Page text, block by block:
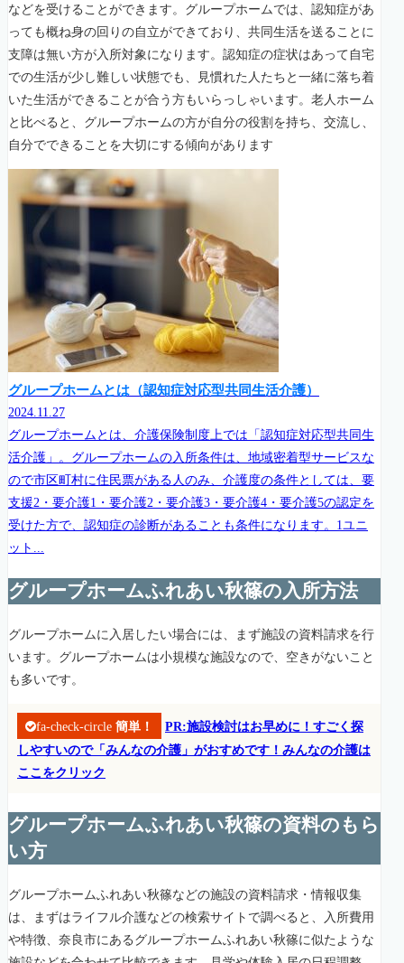
などを受けることができます。グループホームでは、認知症があ
っても概ね身の回りの自立ができており、共同生活を送ることに
支障は無い方が入所対象になります。認知症の症状はあって自宅
での生活が少し難しい状態でも、見慣れた人たちと一緒に落ち着
いた生活ができることが合う方もいらっしゃいます。老人ホーム
と比べると、グループホームの方が自分の役割を持ち、交流し、
自分でできることを大切にする傾向があります
グループホームとは（認知症対応型共同生活介護）
2024.11.27
グループホームとは、介護保険制度上では「認知症対応型共同生
活介護」。グループホームの入所条件は、地域密着型サービスな
ので市区町村に住民票がある人のみ、介護度の条件としては、要
支援2・要介護1・要介護2・要介護3・要介護4・要介護5の認定を
受けた方で、認知症の診断があることも条件になります。1ユニ
ット...
グループホームふれあい秋篠の入所方法
グループホームに入居したい場合には、まず施設の資料請求を行
います。グループホームは小規模な施設なので、空きがないこと
も多いです。
fa-check-circle 簡単！
PR:施設検討はお早めに！すごく探
しやすいので「みんなの介護」がおすめです！みんなの介護は
ここをクリック
グループホームふれあい秋篠の資料のもら
い方
グループホームふれあい秋篠などの施設の資料請求・情報収集
は、まずはライフル介護などの検索サイトで調べると、入所費用
や特徴、奈良市にあるグループホームふれあい秋篠に似たような